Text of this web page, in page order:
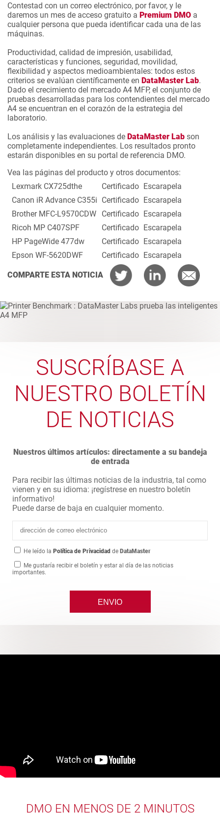
Contestad con un correo electrónico, por favor, y le
daremos un mes de acceso gratuito a Premium DMO a
cualquier persona que pueda identificar cada una de las
máquinas.
Productividad, calidad de impresión, usabilidad,
características y funciones, seguridad, movilidad,
flexibilidad y aspectos medioambientales: todos estos
criterios se evalúan científicamente en DataMaster Lab.
Dado el crecimiento del mercado A4 MFP, el conjunto de
pruebas desarrolladas para los contendientes del mercado
A4 se encuentran en el corazón de la estrategia del
laboratorio.
Los análisis y las evaluaciones de DataMaster Lab son
completamente independientes. Los resultados pronto
estarán disponibles en su portal de referencia DMO.
Vea las páginas del producto y otros documentos:
Lexmark CX725dthe
Certificado Escarapela
Canon iR Advance C355i Certificado Escarapela
Brother MFC-L9570CDW
Certificado Escarapela
Ricoh MP C407SPF
Certificado Escarapela
HP PageWide 477dw
Certificado Escarapela
Epson WF-5620DWF
Certificado Escarapela
COMPARTE ESTA NOTICIA
SUSCRÍBASE A
NUESTRO BOLETÍN
DE NOTICIAS
Nuestros últimos artículos: directamente a su bandeja
de entrada
Para recibir las últimas noticias de la industria, tal como
vienen y en su idioma: ¡regístrese en nuestro boletín
informativo!
Puede darse de baja en cualquier momento.
He leído la Política de Privacidad de DataMaster
Me gustaría recibir el boletín y estar al día de las noticias
importantes.
DMO EN MENOS DE 2 MINUTOS